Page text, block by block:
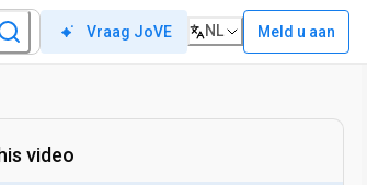
Vraag JoVE NL Meld u aan
video